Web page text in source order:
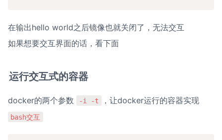
在输出hello world之后镜像也就关闭了，无法交互
如果想要交互界面的话，看下面
运行交互式的容器
docker的两个参数 -i -t ，让docker运行的容器实现
bash交互